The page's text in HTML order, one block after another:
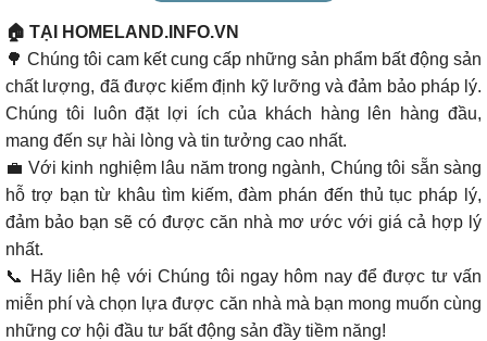
🏠 TẠI HOMELAND.INFO.VN
🌳 Chúng tôi cam kết cung cấp những sản phẩm bất động sản
chất lượng, đã được kiểm định kỹ lưỡng và đảm bảo pháp lý.
Chúng tôi luôn đặt lợi ích của khách hàng lên hàng đầu,
mang đến sự hài lòng và tin tưởng cao nhất.
💼 Với kinh nghiệm lâu năm trong ngành, Chúng tôi sẵn sàng
hỗ trợ bạn từ khâu tìm kiếm, đàm phán đến thủ tục pháp lý,
đảm bảo bạn sẽ có được căn nhà mơ ước với giá cả hợp lý
nhất.
📞 Hãy liên hệ với Chúng tôi ngay hôm nay để được tư vấn
miễn phí và chọn lựa được căn nhà mà bạn mong muốn cùng
những cơ hội đầu tư bất động sản đầy tiềm năng!